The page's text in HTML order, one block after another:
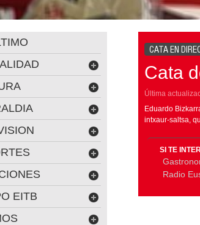
CATA EN
Cata
Última
Eduardo
intxaur-saltsa,
SI TE
Radio
EITB